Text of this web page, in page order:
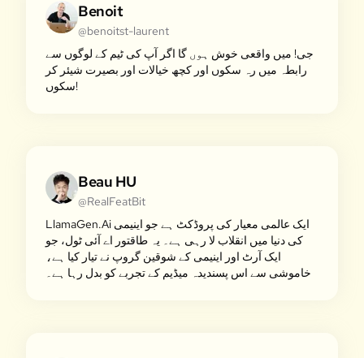
Benoit
@benoitst-laurent
جی! میں واقعی خوش ہوں گا اگر آپ کی ٹیم کے لوگوں سے
رابطہ میں رہ سکوں اور کچھ خیالات اور بصیرت شیئر کر
سکوں!
Beau HU
@RealFeatBit
LlamaGen.Ai ایک عالمی معیار کی پروڈکٹ ہے جو اینیمی
کی دنیا میں انقلاب لا رہی ہے۔ یہ طاقتور اے آئی ٹول، جو
ایک آرٹ اور اینیمی کے شوقین گروپ نے تیار کیا ہے،
خاموشی سے اس پسندیدہ میڈیم کے تجربے کو بدل رہا ہے۔